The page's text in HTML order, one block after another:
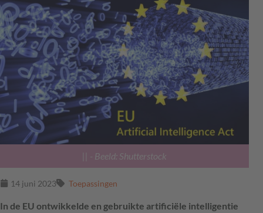
- Beeld: Shutterstock
14 juni 2023 Toepassingen
In de EU ontwikkelde en gebruikte artificiële intelligentie